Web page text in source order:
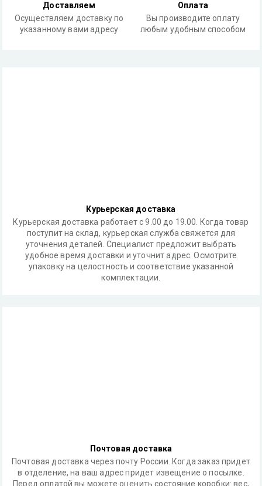
Доставляем
Осуществляем доставку по
указанному вами адресу
Оплата
Вы производите оплату
любым удобным способом
Курьерская доставка
Курьерская доставка работает с 9.00 до 19.00. Когда товар
поступит на склад, курьерская служба свяжется для
уточнения деталей. Специалист предложит выбрать
удобное время доставки и уточнит адрес. Осмотрите
упаковку на целостность и соответствие указанной
комплектации.
Почтовая доставка
Почтовая доставка через почту России. Когда заказ придет
в отделение, на ваш адрес придет извещение о посылке.
Перед оплатой вы можете оценить состояние коробки: вес,